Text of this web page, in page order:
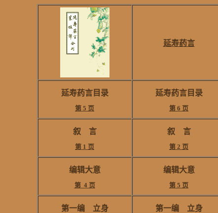
延寿药言
延寿药言目录
第 5 页
延寿药言目录
第 6 页
叙 言
第 1 页
叙 言
第 2 页
编辑大意
第 4 页
编辑大意
第 5 页
第一编 立身
第一编 立身